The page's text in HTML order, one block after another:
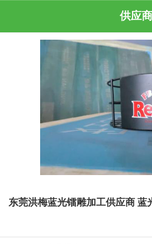
供应
东莞洪梅蓝光镭雕加工供应商 蓝